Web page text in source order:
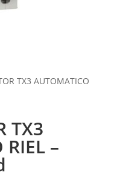
TX3 AUTOMATICO
TX3
–